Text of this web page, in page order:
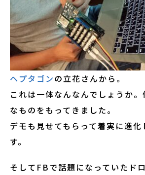
ヘプタゴンの立花さんから。
これは一体なんなんでしょうか。
なものをもってきました。
デモも見せてもらって着実に進化
す。
そしてFBで話題になっていたドロ